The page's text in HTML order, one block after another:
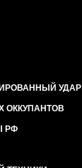
УДАР
ОККУПАНТОВ
РФ